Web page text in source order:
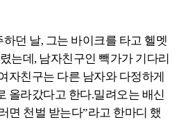
던 날, 그는 바이크를 타고 헬멧
는데, 남자친구인 빽가가 기다리
자친구는 다른 남자와 다정하게
올라갔다고 한다.밀려오는 배신
면 천벌 받는다”라고 한마디 했